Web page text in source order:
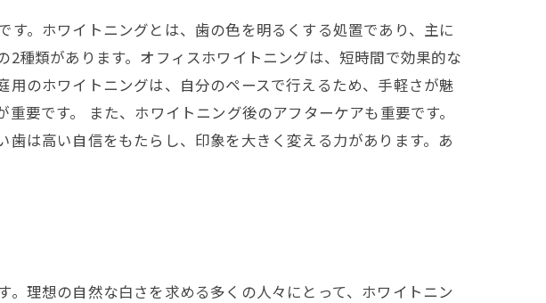
。ホワイトニングとは、歯の色を明るくする処置であり、主に
種類があります。オフィスホワイトニングは、短時間で効果的な
のホワイトニングは、自分のペースで行えるため、手軽さが魅
要です。 また、ホワイトニング後のアフターケアも重要です。
は高い自信をもたらし、印象を大きく変える力があります。あ
理想の自然な白さを求める多くの人々にとって、ホワイトニン